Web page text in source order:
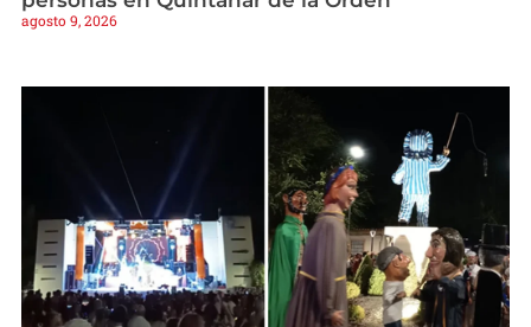
agosto 9, 2026